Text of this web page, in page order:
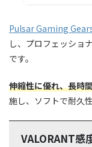
Pulsar Gaming
し、プロフェッショ
です。
伸縮性に優れ、長時
施し、ソフトで耐久
VALORANT感